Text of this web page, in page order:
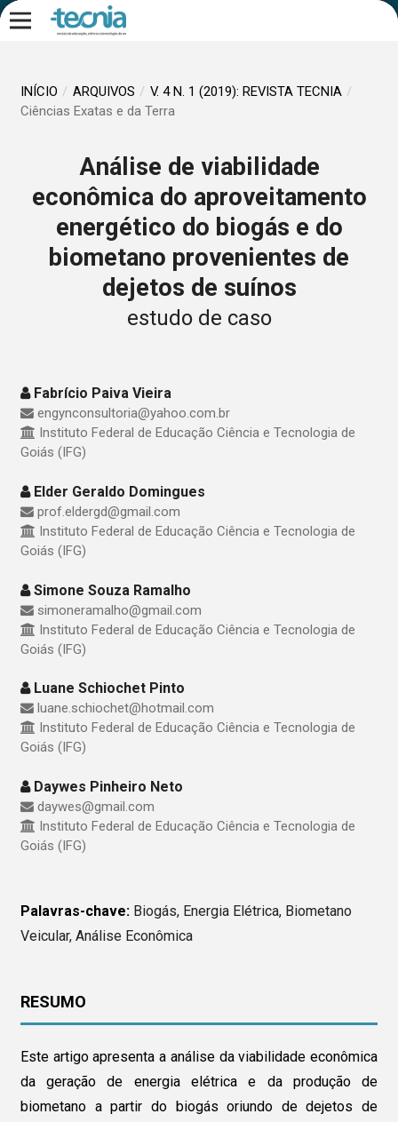
INÍCIO / ARQUIVOS / V. 4 N. 1 (2019): REVISTA TECNIA /
Ciências Exatas e da Terra
Análise de viabilidade
econômica do aproveitamento
energético do biogás e do
biometano provenientes de
dejetos de suínos
estudo de caso
Fabrício Paiva Vieira
engynconsultoria@yahoo.com.br
Instituto Federal de Educação Ciência e Tecnologia de
Goiás (IFG)
Elder Geraldo Domingues
prof.eldergd@gmail.com
Instituto Federal de Educação Ciência e Tecnologia de
Goiás (IFG)
Simone Souza Ramalho
simoneramalho@gmail.com
Instituto Federal de Educação Ciência e Tecnologia de
Goiás (IFG)
Luane Schiochet Pinto
luane.schiochet@hotmail.com
Instituto Federal de Educação Ciência e Tecnologia de
Goiás (IFG)
Daywes Pinheiro Neto
daywes@gmail.com
Instituto Federal de Educação Ciência e Tecnologia de
Goiás (IFG)
Palavras-chave: Biogás, Energia Elétrica, Biometano
Veicular, Análise Econômica
RESUMO
Este artigo apresenta a análise da viabilidade econômica
da geração de energia elétrica e da produção de
biometano a partir do biogás oriundo de dejetos de